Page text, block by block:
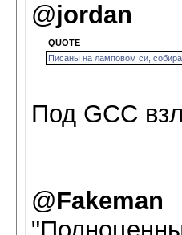
@jordan
QUOTE
Писаны на ламповом си,
Под GCC
@Fakeman